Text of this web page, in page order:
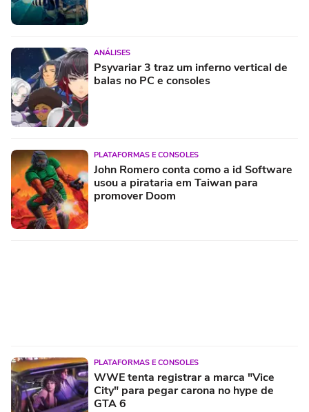
ANÁLISES
Psyvariar 3 traz um inferno vertical de
balas no PC e consoles
PLATAFORMAS E CONSOLES
John Romero conta como a id Software
usou a pirataria em Taiwan para
promover Doom
PLATAFORMAS E CONSOLES
WWE tenta registrar a marca "Vice
City" para pegar carona no hype de
GTA 6